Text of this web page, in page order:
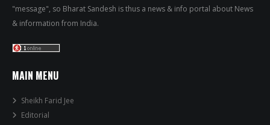
"message", so Bharat Sandesh is thus a news & info portal about News
& information from India.
MAIN MENU
Sheikh Farid Jee
Editorial